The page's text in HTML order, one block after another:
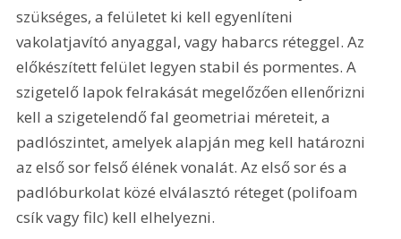
szükséges, a felületet ki kell egyenlíteni
vakolatjavító anyaggal, vagy habarcs réteggel. Az
előkészített felület legyen stabil és pormentes. A
szigetelő lapok felrakását megelőzően ellenőrizni
kell a szigetelendő fal geometriai méreteit, a
padlószintet, amelyek alapján meg kell határozni
az első sor felső élének vonalát. Az első sor és a
padlóburkolat közé elválasztó réteget (polifoam
csík vagy filc) kell elhelyezni.